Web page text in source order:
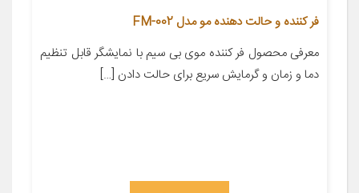
فر کننده و حالت دهنده مو مدل FM-002
معرفی محصول فر کننده موی بی سیم با نمایشگر قابل تنظیم
دما و زمان و گرمایش سریع برای حالت دادن […]